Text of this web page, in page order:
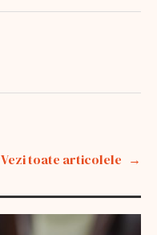
Vezi toate articolele